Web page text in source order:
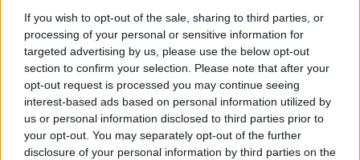
If you wish to opt-out of the sale, sharing to third parties, or
processing of your personal or sensitive information for
targeted advertising by us, please use the below opt-out
section to confirm your selection. Please note that after your
opt-out request is processed you may continue seeing
interest-based ads based on personal information utilized by
us or personal information disclosed to third parties prior to
your opt-out. You may separately opt-out of the further
disclosure of your personal information by third parties on the